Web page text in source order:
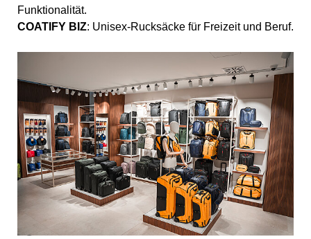
Funktionalität.
COATIFY BIZ: Unisex-Rucksäcke für Freizeit und Beruf.